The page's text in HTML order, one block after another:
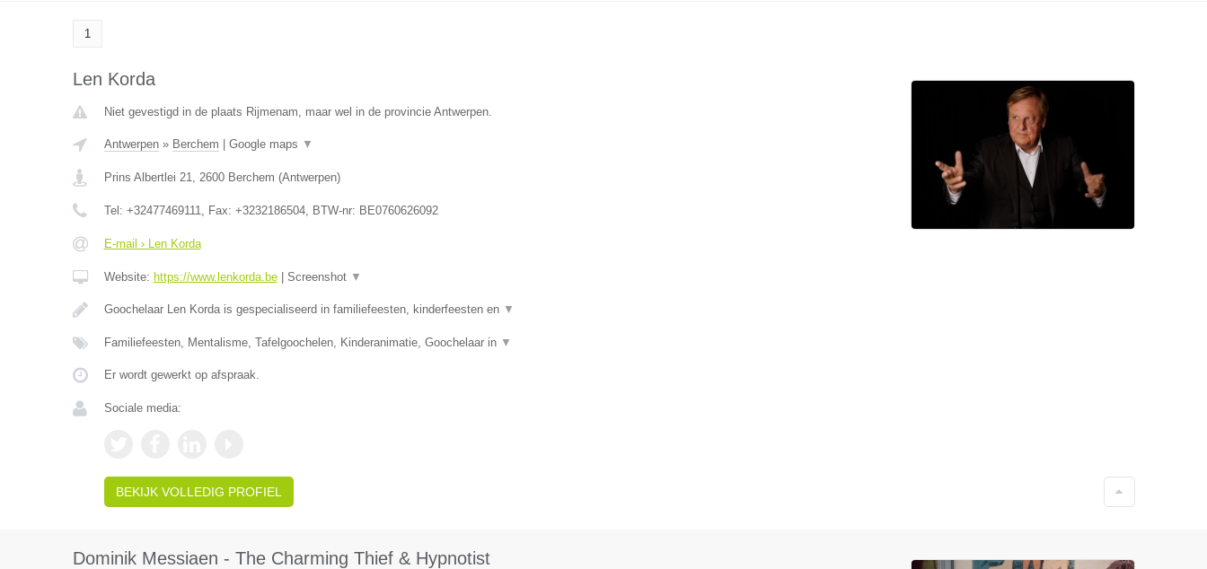
1
Len Korda
Niet gevestigd in de plaats Rijmenam, maar wel in de provincie Antwerpen.
Antwerpen» Berchem Google maps ▼
Prins Albertlei 21, 2600 Berchem (Antwerpen)
Tel: +32477469111, Fax: +3232186504, BTW-nr: BE0760626092
E-mail › Len Korda
Website: https://www.lenkorda.be| Screenshot ▼
Goochelaar Len Korda is gespecialiseerd in familiefeesten, kinderfeesten en ▼
Familiefeesten, Mentalisme, Tafelgoochelen, Kinderanimatie, Goochelaar in ▼
Er wordt gewerkt op afspraak.
Sociale media:
BEKIJK VOLLEDIG PROFIEL
Dominik Messiaen - The Charming Thief & Hypnotist